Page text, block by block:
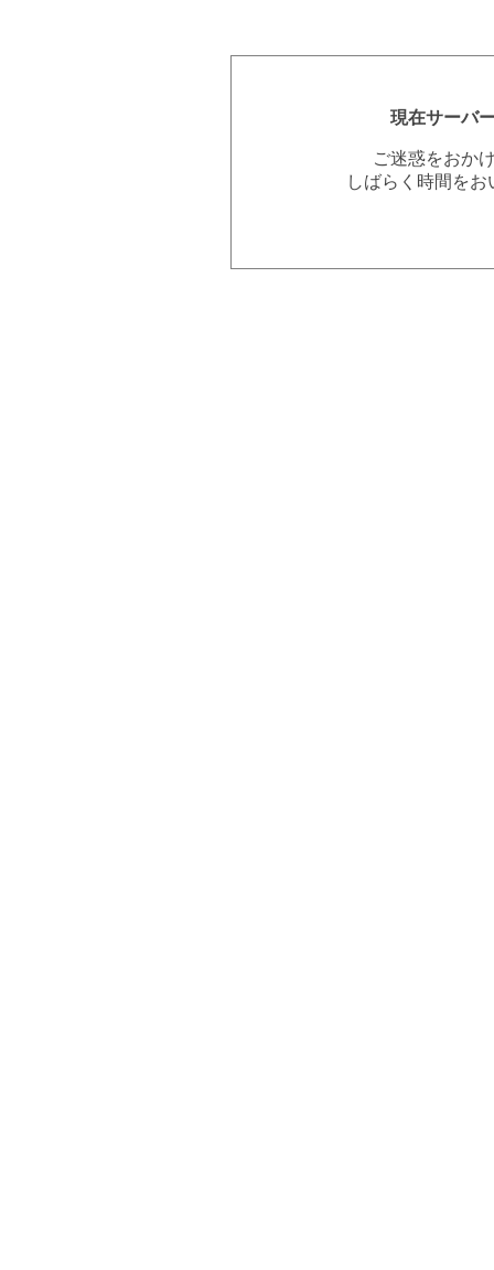
現在サーバ
ご迷惑をおか
しばらく時間を